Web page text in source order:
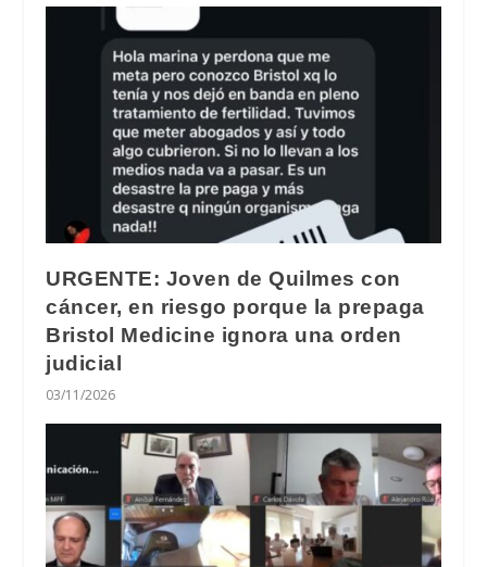
URGENTE: Joven de Quilmes con
cáncer, en riesgo porque la prepaga
Bristol Medicine ignora una orden
judicial
03/11/2026